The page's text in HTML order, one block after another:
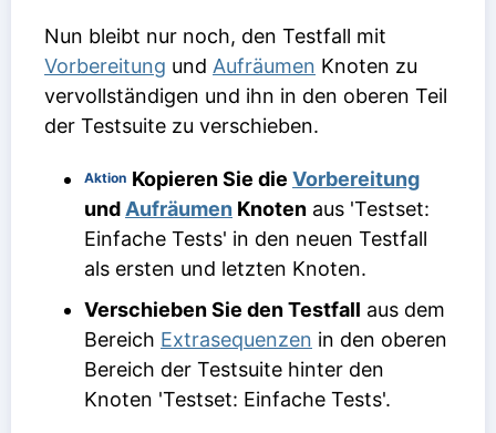
Nun bleibt nur noch, den Testfall mit
Vorbereitung und Aufräumen Knoten zu
vervollständigen und ihn in den oberen Teil
der Testsuite zu verschieben.
Aktion Kopieren Sie die Vorbereitung
undAufräumen Knoten aus 'Testset:
Einfache Tests' in den neuen Testfall
als ersten und letzten Knoten.
Verschieben Sie den Testfall aus dem
Bereich Extrasequenzen in den oberen
Bereich der Testsuite hinter den
Knoten 'Testset: Einfache Tests'.